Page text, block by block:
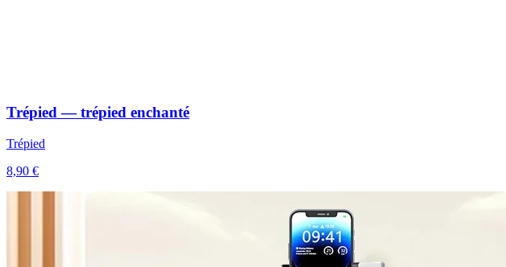
Trépied — trépied enchanté
Trépied
8,90 €